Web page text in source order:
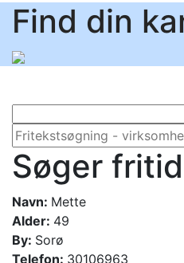
Find din
Søger
Navn: Mette
Alder: 49
By: Sorø
Telefon: 30106963